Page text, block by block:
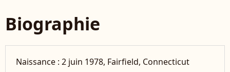
Biographie
Naissance :2 juin 1978, Fairfield, Connecticut